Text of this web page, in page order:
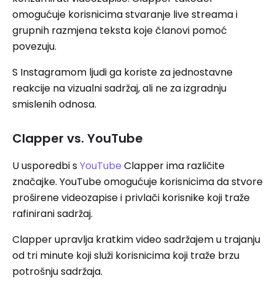
omogućuje korisnicima stvaranje live streama i
grupnih razmjena teksta koje članovi pomoć
povezuju.
S Instagramom ljudi ga koriste za jednostavne
reakcije na vizualni sadržaj, ali ne za izgradnju
smislenih odnosa.
Clapper vs. YouTube
U usporedbi sYouTube Clapper ima različite
značajke. YouTube omogućuje korisnicima da stvore
proširene videozapise i privlači korisnike koji traže
rafinirani sadržaj.
Clapper upravlja kratkim video sadržajem u trajanju
od tri minute koji služi korisnicima koji traže brzu
potrošnju sadržaja.